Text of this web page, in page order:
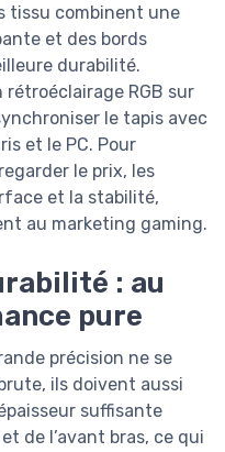
tissu combinent une
et des bords
durabilité.
RGB sur
le tapis avec
et le PC. Pour
le prix, les
et la stabilité,
au marketing gaming.
: au
pure
précision ne se
ils doivent aussi
suffisante
de l’avant bras, ce qui